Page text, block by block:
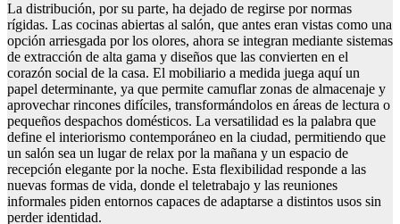
La distribución, por su parte, ha dejado de regirse por normas
rígidas. Las cocinas abiertas al salón, que antes eran vistas como una
opción arriesgada por los olores, ahora se integran mediante sistemas
de extracción de alta gama y diseños que las convierten en el
corazón social de la casa. El mobiliario a medida juega aquí un
papel determinante, ya que permite camuflar zonas de almacenaje y
aprovechar rincones difíciles, transformándolos en áreas de lectura o
pequeños despachos domésticos. La versatilidad es la palabra que
define el interiorismo contemporáneo en la ciudad, permitiendo que
un salón sea un lugar de relax por la mañana y un espacio de
recepción elegante por la noche. Esta flexibilidad responde a las
nuevas formas de vida, donde el teletrabajo y las reuniones
informales piden entornos capaces de adaptarse a distintos usos sin
perder identidad.